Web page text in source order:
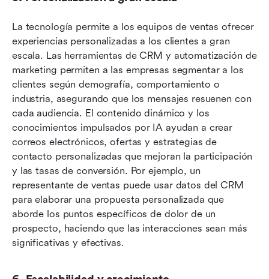
La tecnología permite a los equipos de ventas ofrecer
experiencias personalizadas a los clientes a gran
escala. Las herramientas de CRM y automatización de
marketing permiten a las empresas segmentar a los
clientes según demografía, comportamiento o
industria, asegurando que los mensajes resuenen con
cada audiencia. El contenido dinámico y los
conocimientos impulsados por IA ayudan a crear
correos electrónicos, ofertas y estrategias de
contacto personalizadas que mejoran la participación
y las tasas de conversión. Por ejemplo, un
representante de ventas puede usar datos del CRM
para elaborar una propuesta personalizada que
aborde los puntos específicos de dolor de un
prospecto, haciendo que las interacciones sean más
significativas y efectivas.